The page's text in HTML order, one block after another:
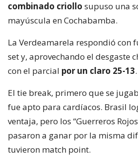
combinado criollo supuso una
mayúscula en Cochabamba.
La Verdeamarela respondió con
set y, aprovechando el desgaste
con el parcial por un claro 25-13.
El tie break, primero que se
fue apto para cardíacos. Brasil
ventaja, pero los “Guerreros
pasaron a ganar por la misma
tuvieron match point.